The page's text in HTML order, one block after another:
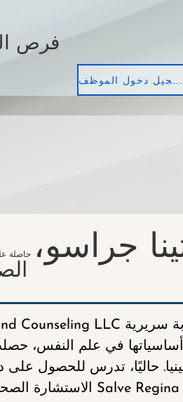
فرص
جراسو، حاصلة
أساسياتها في علم النفس،
الاستشارة الصحية مع التخصص في الممارسات الشاملة في Salve Regina